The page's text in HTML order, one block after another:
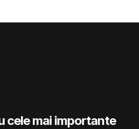
cele mai importante